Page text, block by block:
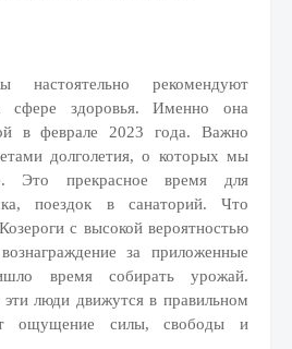
настоятельно рекомендуют
сфере здоровья. Именно она
в феврале 2023 года. Важно
долголетия, о которых мы
Это прекрасное время для
поездок в санаторий. Что
с высокой вероятностью
за приложенные
время собирать урожай.
люди движутся в правильном
ощущение силы, свободы и